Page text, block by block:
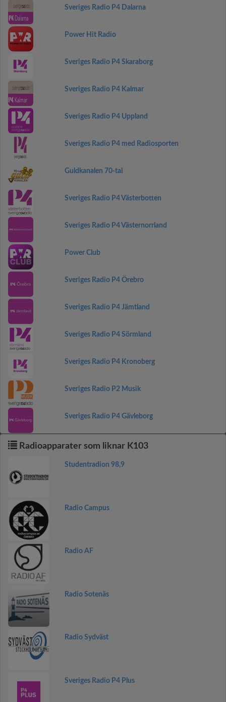
Sveriges Radio P4 Dalarna
Power Hit Radio
Sveriges Radio P4 Skaraborg
Sveriges Radio P4 Kalmar
Sveriges Radio P4 Uppland
Sveriges Radio P4 med Radiosporten
Guldkanalen 70-tal
Sveriges Radio P4 Västerbotten
Sveriges Radio P4 Västernorrland
Power Club
Sveriges Radio P4 Örebro
Sveriges Radio P4 Jämtland
Sveriges Radio P4 Sörmland
Sveriges Radio P4 Kronoberg
Sveriges Radio P2 Musik
Sveriges Radio P4 Gävleborg
Radioapparater som liknar K103
Studentradion 98,9
Radio Campus
Radio AF
Radio Sotenäs
Radio Sydväst
Sveriges Radio P4 Plus